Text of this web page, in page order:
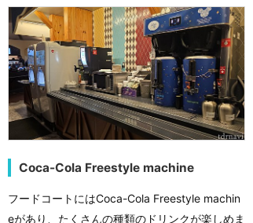
Coca-Cola Freestyle machine
フードコートにはCoca-Cola Freestyle machin
eがあり、たくさんの種類のドリンクが楽しめま